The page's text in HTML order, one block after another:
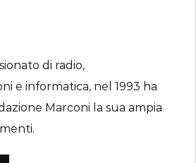
di radio,
e informatica, nel 1993 ha
Marconi la sua ampia